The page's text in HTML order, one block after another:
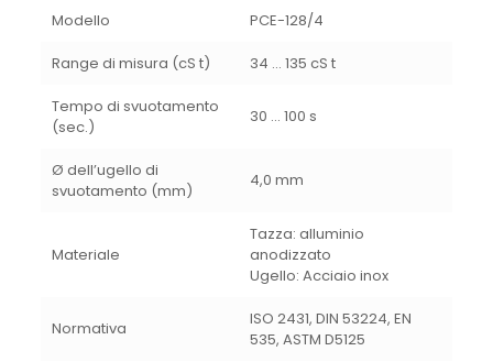
Modello
PCE-128/4
Range di misura (cS t) 34 … 135 cS t
Tempo di svuotamento
(sec.)
30 … 100 s
Ø dell’ugello di
svuotamento (mm)
4,0 mm
Materiale
Tazza: alluminio
anodizzato
Ugello: Acciaio inox
Normativa
ISO 2431, DIN 53224, EN
535, ASTM D5125